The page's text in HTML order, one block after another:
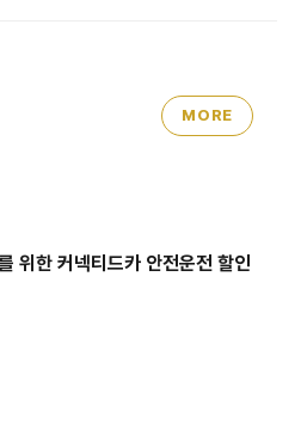
MORE
위한 커넥티드카 안전운전 할인